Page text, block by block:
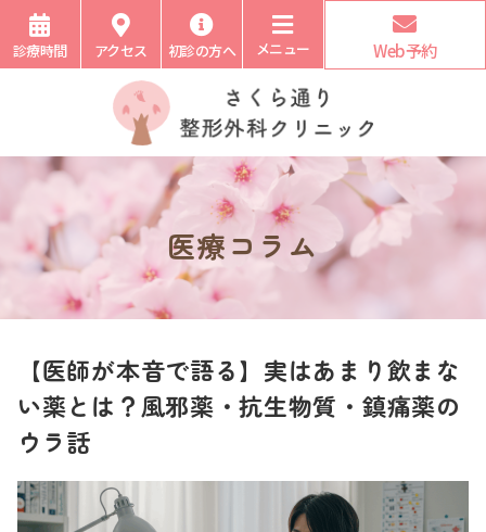
医療コラム
【医師が本音で語る】実はあまり飲まな
い薬とは？風邪薬・抗生物質・鎮痛薬の
ウラ話
診療時間 アクセス 初診の方へ メニュー Web予約